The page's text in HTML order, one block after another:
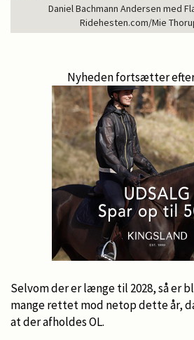
Daniel Bachmann Andersen med
Ridehesten.com/Mie
Nyheden fortsætter
Selvom der er længe til 2028, så er
mange rettet mod netop dette år,
at der afholdes OL.